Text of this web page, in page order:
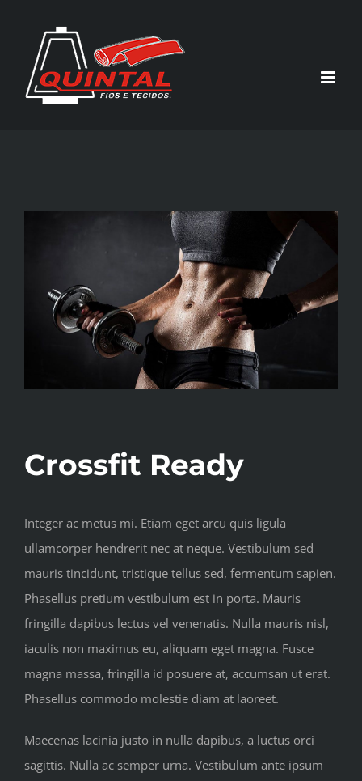
Crossfit Ready
Integer ac metus mi. Etiam eget arcu quis ligula
ullamcorper hendrerit nec at neque. Vestibulum sed
mauris tincidunt, tristique tellus sed, fermentum sapien.
Phasellus pretium vestibulum est in porta. Mauris
fringilla dapibus lectus vel venenatis. Nulla mauris nisl,
iaculis non maximus eu, aliquam eget magna. Fusce
magna massa, fringilla id posuere at, accumsan ut erat.
Phasellus commodo molestie diam at laoreet.
Maecenas lacinia justo in nulla dapibus, a luctus orci
sagittis. Nulla ac semper urna. Vestibulum ante ipsum